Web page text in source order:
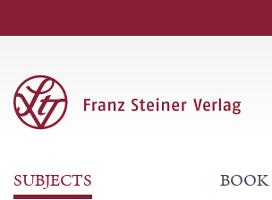
SUBJECTS BOOK